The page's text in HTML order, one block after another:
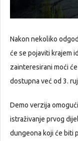
Nakon nekoliko
će se pojaviti krajem
zainteresirani moći
dostupna već od 3.
Demo verzija
istraživanje prvog
dungeona koji će biti